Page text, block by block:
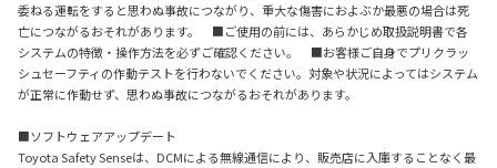
委ねる運転をすると思わぬ事故につながり、重大な傷害におよぶか最悪の場合は死
亡につながるおそれがあります。 ■ご使用の前には、あらかじめ取扱説明書で各
システムの特徴・操作方法を必ずご確認ください。 ■お客様ご自身でプリクラッ
シュセーフティの作動テストを行わないでください。対象や状況によってはシステム
が正常に作動せず、思わぬ事故につながるおそれがあります。
■ソフトウェアアップデート
Toyota Safety Senseは、DCMによる無線通信により、販売店に入庫することなく最